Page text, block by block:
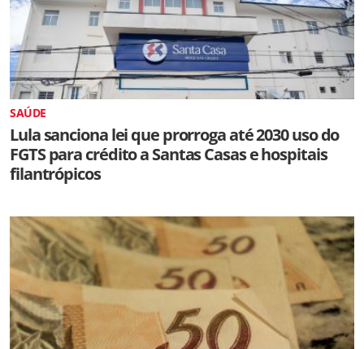
SAÚDE
Lula sanciona lei que prorroga até 2030 uso do
FGTS para crédito a Santas Casas e hospitais
filantrópicos